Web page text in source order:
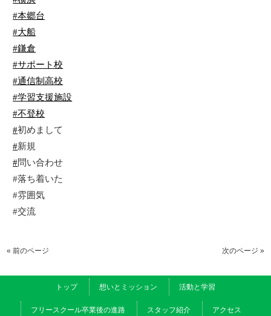
#本郷台
#大船
#鎌倉
#サポート校
#通信制高校
#学習支援施設
#不登校
#初めまして
#新規
#問い合わせ
#落ち着いた
#雰囲気
#交流
« 前のページ 次のページ »
トップ 想いとミッション 活動と学習
フリースクール卒業後の進路 スタッフ紹介 アクセス